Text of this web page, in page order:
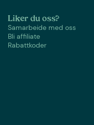
Liker du oss?
Samarbeide med oss
Bli affiliate
Rabattkoder